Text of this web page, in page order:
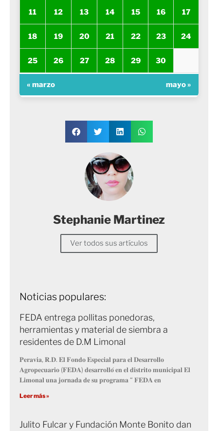
11 12 13 14 15 16 17
18 19 20 21 22 23 24
25 26 27 28 29 30
« marzo mayo »
Stephanie Martinez
Ver todos sus artículos
Noticias populares:
FEDA entrega pollitas ponedoras,
herramientas y material de siembra a
residentes de D.M Limonal
𝐏𝐞𝐫𝐚𝐯𝐢𝐚, 𝐑.𝐃. 𝐄𝐥 𝐅𝐨𝐧𝐝𝐨 𝐄𝐬𝐩𝐞𝐜𝐢𝐚𝐥 𝐩𝐚𝐫𝐚 𝐞𝐥 𝐃𝐞𝐬𝐚𝐫𝐫𝐨𝐥𝐥𝐨
𝐀𝐠𝐫𝐨𝐩𝐞𝐜𝐮𝐚𝐫𝐢𝐨 (𝐅𝐄𝐃𝐀) 𝐝𝐞𝐬𝐚𝐫𝐫𝐨𝐥𝐥𝐨́ 𝐞𝐧 𝐞𝐥 𝐝𝐢𝐬𝐭𝐫𝐢𝐭𝐨 𝐦𝐮𝐧𝐢𝐜𝐢𝐩𝐚𝐥 𝐄𝐥
𝐋𝐢𝐦𝐨𝐧𝐚𝐥 𝐮𝐧𝐚 𝐣𝐨𝐫𝐧𝐚𝐝𝐚 𝐝𝐞 𝐬𝐮 𝐩𝐫𝐨𝐠𝐫𝐚𝐦𝐚 “ 𝐅𝐄𝐃𝐀 𝐞𝐧
Leer más »
Julito Fulcar y Fundación Monte Bonito dan